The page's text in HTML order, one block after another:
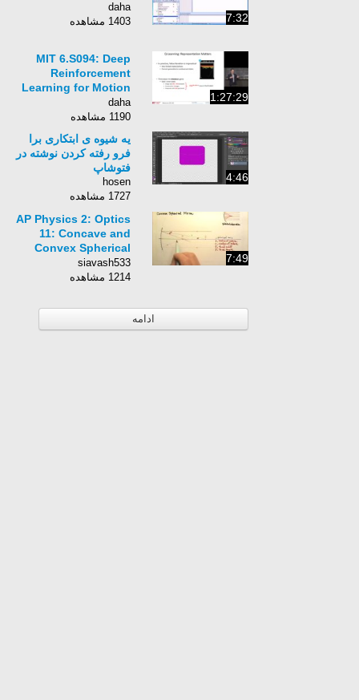
7:32
daha
1403 مشاهده
1:27:29
MIT 6.S094: Deep
Reinforcement
Learning for Motion
Planning
daha
1190 مشاهده
4:46
یه شیوه ی ابتکاری برا
فرو رفته کردن نوشته در
فتوشاپ
hosen
1727 مشاهده
7:49
AP Physics 2: Optics
11: Concave and
Convex Spherical
Mirrors
siavash533
1214 مشاهده
ادامه